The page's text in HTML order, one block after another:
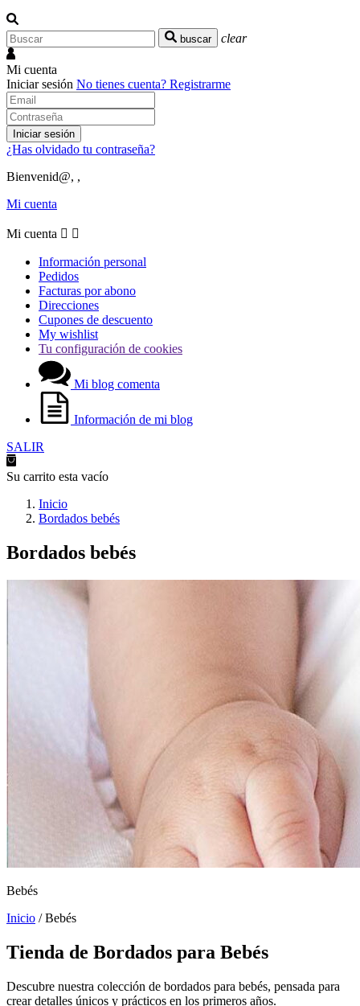
buscar clear
Mi cuenta
Iniciar sesión No tienes cuenta? Registrarme
Iniciar sesión
¿Has olvidado tu contraseña?
Bienvenid@, ,
Mi cuenta
Mi cuenta  
Información personal
Pedidos
Facturas por abono
Direcciones
Cupones de descuento
My wishlist
Tu configuración de cookies
Mi blog comenta
Información de mi blog
SALIR
Su carrito esta vacío
Inicio
Bordados bebés
Bordados bebés
Bebés
Inicio / Bebés
Tienda de Bordados para Bebés
Descubre nuestra colección de bordados para bebés, pensada para
crear detalles únicos y prácticos en los primeros años.